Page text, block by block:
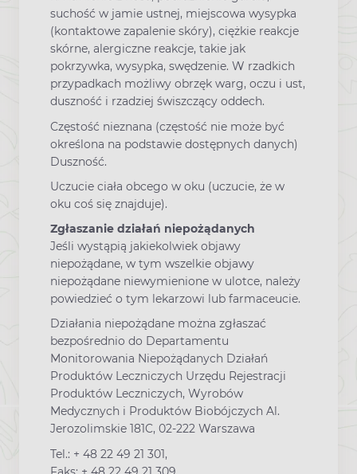
suchość w jamie ustnej, miejscowa wysypka
(kontaktowe zapalenie skóry), ciężkie reakcje
skórne, alergiczne reakcje, takie jak
pokrzywka, wysypka, swędzenie. W rzadkich
przypadkach możliwy obrzęk warg, oczu i ust,
duszność i rzadziej świszczący oddech.
Częstość nieznana (częstość nie może być
określona na podstawie dostępnych danych)
Duszność.
Uczucie ciała obcego w oku (uczucie, że w
oku coś się znajduje).
Zgłaszanie działań niepożądanych
Jeśli wystąpią jakiekolwiek objawy
niepożądane, w tym wszelkie objawy
niepożądane niewymienione w ulotce, należy
powiedzieć o tym lekarzowi lub farmaceucie.
Działania niepożądane można zgłaszać
bezpośrednio do Departamentu
Monitorowania Niepożądanych Działań
Produktów Leczniczych Urzędu Rejestracji
Produktów Leczniczych, Wyrobów
Medycznych i Produktów Biobójczych Al.
Jerozolimskie 181C, 02-222 Warszawa
Tel.: + 48 22 49 21 301,